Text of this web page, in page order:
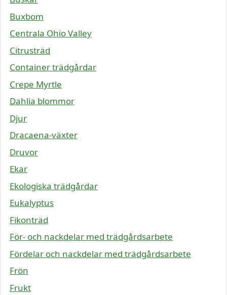
Buxbom
Centrala Ohio Valley
Citrusträd
Container trädgårdar
Crepe Myrtle
Dahlia blommor
Djur
Dracaena-växter
Druvor
Ekar
Ekologiska trädgårdar
Eukalyptus
Fikonträd
För- och nackdelar med trädgårdsarbete
Fördelar och nackdelar med trädgårdsarbete
Frön
Frukt